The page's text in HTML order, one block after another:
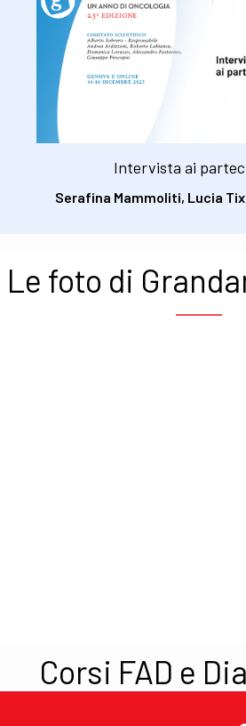
Intervista ai
Serafina Mammoliti, Lucia
Le foto di
Corsi FAD e